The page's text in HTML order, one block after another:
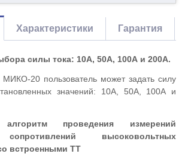
Характеристики Гарантия
силы тока: 10А, 50А, 100А и 200А.
20 пользователь может задать силу
значений: 10А, 50А, 100А и
проведения измерений
высоковольтных
встроенными ТТ